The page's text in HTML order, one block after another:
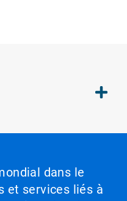
dans le
et services liés à